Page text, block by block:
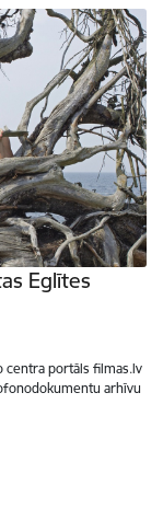
Eglītes
centra portāls filmas.lv
arhīvu